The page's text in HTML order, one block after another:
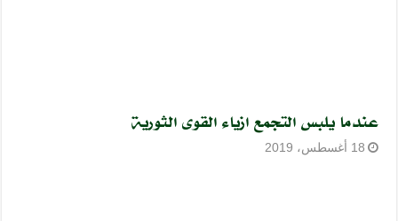
عندما يلبس التجمع ازياء القوى الثورية
18 أغسطس، 2019